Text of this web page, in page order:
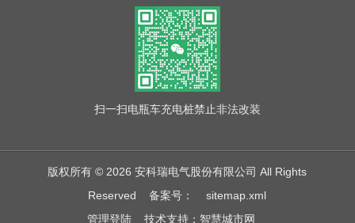
扫一扫电瓶车充电桩禁止非法改装
版权所有 © 2026 安科瑞电气股份有限公司 All Rights
Reserved备案号：
sitemap.xml
管理登陆技术支持： 智慧城市网